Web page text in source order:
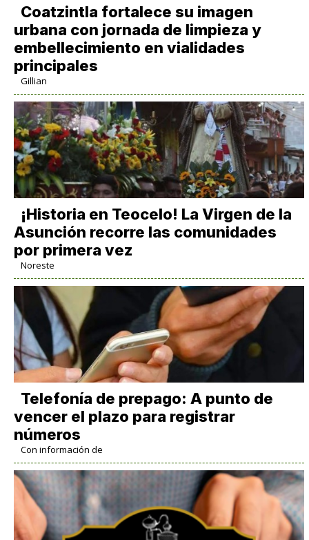
Coatzintla fortalece su imagen
urbana con jornada de limpieza y
embellecimiento en vialidades
principales
Gillian
​¡Historia en Teocelo! La Virgen de la
Asunción recorre las comunidades
por primera vez
Noreste
Telefonía de prepago: A punto de
vencer el plazo para registrar
números
Con información de